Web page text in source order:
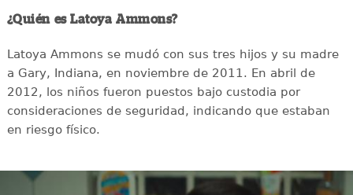
¿Quién es Latoya Ammons?
Latoya Ammons se mudó con sus tres hijos y su madre
a Gary, Indiana, en noviembre de 2011. En abril de
2012, los niños fueron puestos bajo custodia por
consideraciones de seguridad, indicando que estaban
en riesgo físico.